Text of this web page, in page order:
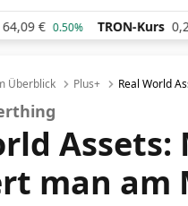
€ 0.50% TRON-Kurs
Überblick Plus+ Real World
man am